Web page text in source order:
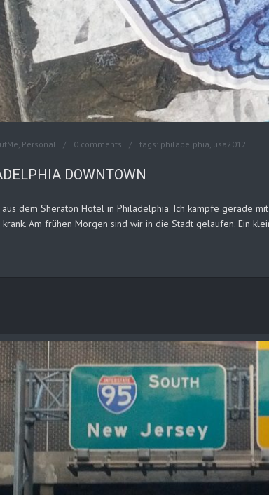
, Personal 0 comments tags: philadelphia, usa2012
DOWNTOWN
dem Sheraton Hotel in Philadelphia. Ich kämpfe gerade
Am frühen Morgen sind wir in die Stadt gelaufen. Ein